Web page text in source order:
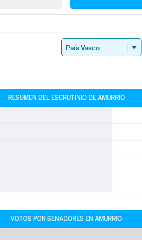
RESUMEN DEL ESCRUTINIO DE AMURRIO
VOTOS POR SENADORES EN AMURRIO